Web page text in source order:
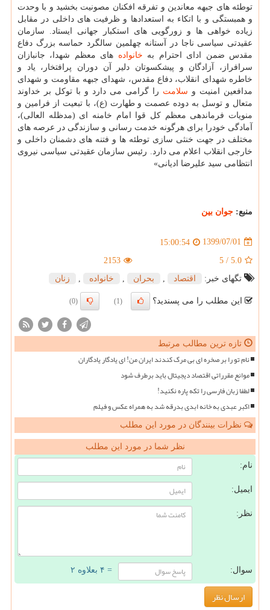
توطئه های جبهه معاندین و تفرقه افکنان مصونیت بخشید و با وحدت
و همبستگی و با اتکاء به استعدادها و ظرفیت های داخلی در مقابل
زیاده خواهی ها و زورگویی های استکبار جهانی ایستاد. سازمان
عقیدتی سیاسی ناجا در آستانه چهلمین سالگرد حماسه بزرگ دفاع
مقدس ضمن ادای احترام به خانواده های معظم شهدا، جانبازان
سرافراز، آزادگان و پیشکسوتان دلیر آن دوران پرافتخار، یاد و
خاطره شهدای انقلاب، دفاع مقدس، شهدای جبهه مقاومت و شهدای
مدافعین امنیت و سلامت را گرامی می دارد و با توکل بر خداوند
متعال و توسل به دوده عصمت و طهارت (ع)، با تبعیت از فرامین و
منویات فرماندهی معظم کل قوا امام خامنه ای (مدظله العالی)،
آمادگی خودرا برای هرگونه خدمت رسانی و سازندگی در عرصه های
مختلف در جهت خنثی سازی توطئه ها و فتنه های دشمنان داخلی و
خارجی انقلاب اعلام می دارد. رئیس سازمان عقیدتی سیاسی نیروی
انتظامی سید علیرضا ادیانی»
منبع: جوان بین
1399/07/01
15:00:54
5.0
/
5
2153
تگهای خبر:
اقتصاد بحران خانواده زنان
این مطلب را می پسندید؟ (1)
(0)
تازه ترین مطالب مرتبط
نام تو را بر صخره ای بی مرگ کندند ایران من! ای یادگار یادگاران
موانع مقرراتی اقتصاد دیجیتال باید برطرف شود
لطفا زبان فارسی را تکه پاره نکنید!
اکبر عبدی به خانه ابدی بدرقه شد به همراه عکس و فیلم
نظرات بینندگان در مورد این مطلب
نظر شما در مورد این مطلب
نام:
ایمیل:
نظر:
سوال: = ۴ بعلاوه ۲